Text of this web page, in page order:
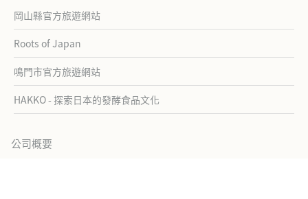
岡山縣官方旅遊網站
Roots of Japan
鳴門市官方旅遊網站
HAKKO - 探索日本的發酵食品文化
公司概要